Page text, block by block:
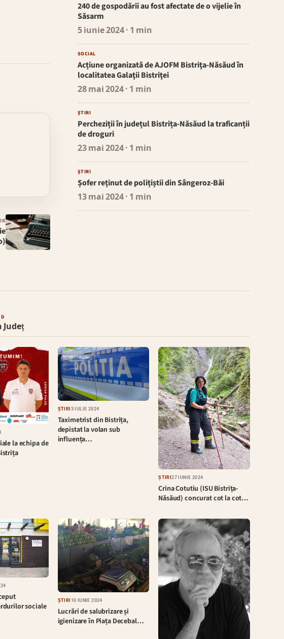
240 de gospodării au fost afectate de o vijelie în
Săsarm
5 iunie 2024· 1 min
SOCIAL
Acțiune organizată de AJOFM Bistriţa-Năsăud în
localitatea Galaţii Bistriţei
28 mai 2024· 1 min
ȘTIRI
Percheziții în județul Bistrița-Năsăud la traficanții
de droguri
23 mai 2024· 1 min
ȘTIRI
Șofer reținut de polițiștii din Sângeroz-Băi
13 mai 2024· 1 min
Județ
la echipa de
ȘTIRI 3 IULIE 2024
Taximetrist din Bistrița,
depistat la volan sub
influența…
ȘTIRI27 IUNIE 2024
Crina Cotutiu (ISU Bistrița-
Năsăud) concurat cot la cot…
sociale
ȘTIRI 10 IUNIE 2024
Lucrări de salubrizare și
igienizare în Piața Decebal…